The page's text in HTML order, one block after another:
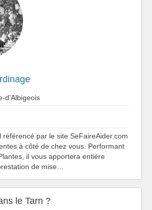
d'Albigeois
référencé par le site SeFaireAider.com
à côté de chez vous. Performant
il vous apportera entière
de mise…
le Tarn ?